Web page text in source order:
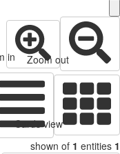
Zoom out
in
Cards view
1
shown of 1 entities